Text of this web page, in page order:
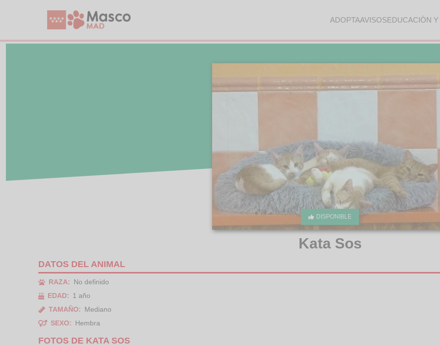
ADOPTAAVISOSEDUCACIÓN
DISPONIBLE
Kata Sos
DATOS DEL ANIMAL
RAZA:
No definido
EDAD:
1 año
TAMAÑO:
Mediano
SEXO:
Hembra
FOTOS DE KATA SOS